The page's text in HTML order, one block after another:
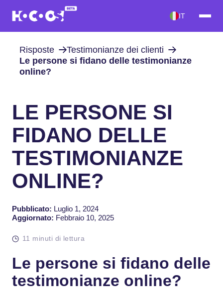
IT
Risposte
Testimonianze dei clienti
Le persone si fidano delle testimonianze
online?
LE PERSONE SI
FIDANO DELLE
TESTIMONIANZE
ONLINE?
Pubblicato: Luglio 1, 2024
Aggiornato: Febbraio 10, 2025
11 minuti di lettura
Le persone si fidano delle
testimonianze online?